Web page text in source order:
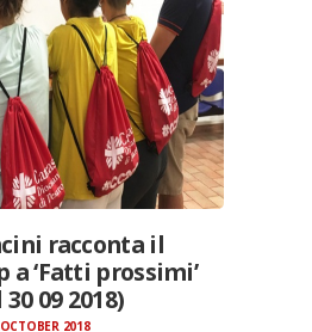
racconta il
a ‘Fatti prossimi’
09 2018)
2018